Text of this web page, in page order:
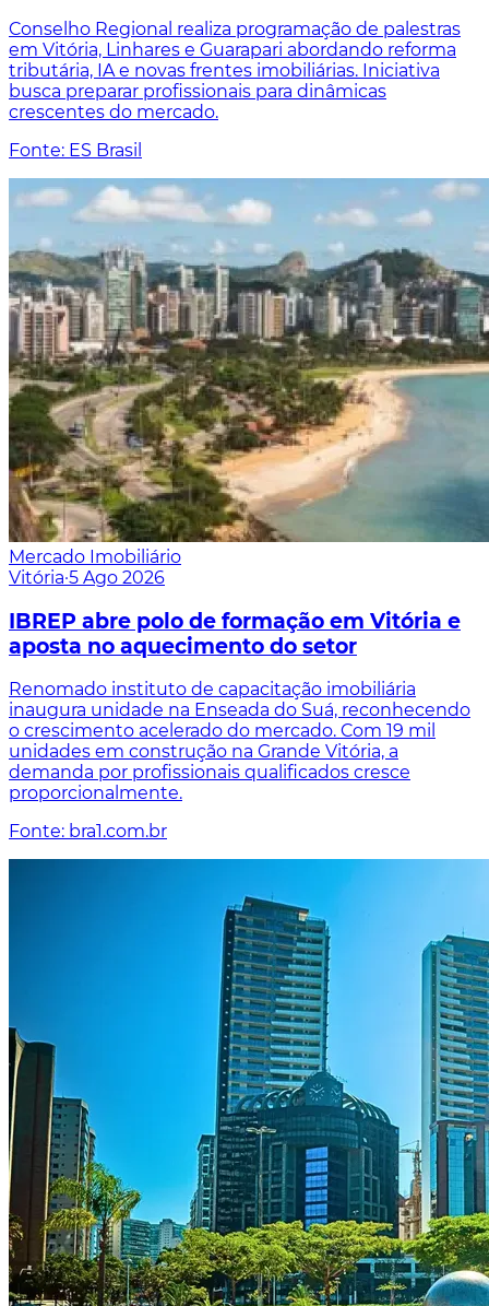
Conselho Regional realiza programação de palestras
em Vitória, Linhares e Guarapari abordando reforma
tributária, IA e novas frentes imobiliárias. Iniciativa
busca preparar profissionais para dinâmicas
crescentes do mercado.
Fonte: ES Brasil
Mercado Imobiliário
Vitória·5 Ago 2026
IBREP abre polo de formação em Vitória e
aposta no aquecimento do setor
Renomado instituto de capacitação imobiliária
inaugura unidade na Enseada do Suá, reconhecendo
o crescimento acelerado do mercado. Com 19 mil
unidades em construção na Grande Vitória, a
demanda por profissionais qualificados cresce
proporcionalmente.
Fonte: bra1.com.br